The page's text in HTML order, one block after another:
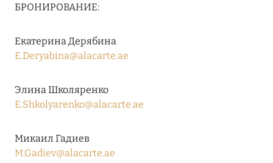
Подробнее
13 февраля 2025
СКИДКИ ДО 30 % ОТ СУММЫ КОНТРАКТА НА
РАЗМЕЩЕНИЕ ВЕСНОЙ
БРОНИРОВАНИЕ:
Екатерина Дерябина
E.Deryabina@alacarte.ae
Элина Школяренко
E.Shkolyarenko@alacarte.ae
Микаил Гадиев
M.Gadiev@alacarte.ae